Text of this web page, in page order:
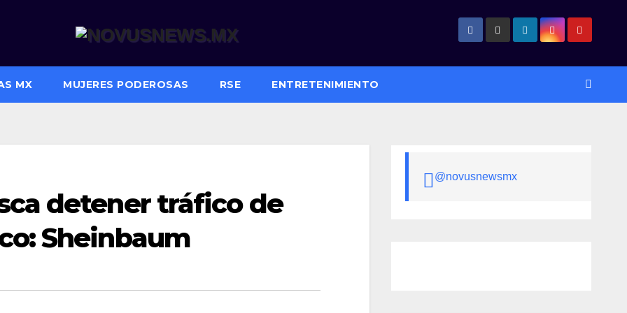
MX MUJERES PODEROSAS RSE ENTRETENIMIENTO
detener tráfico de
Sheinbaum
@novusnewsmx